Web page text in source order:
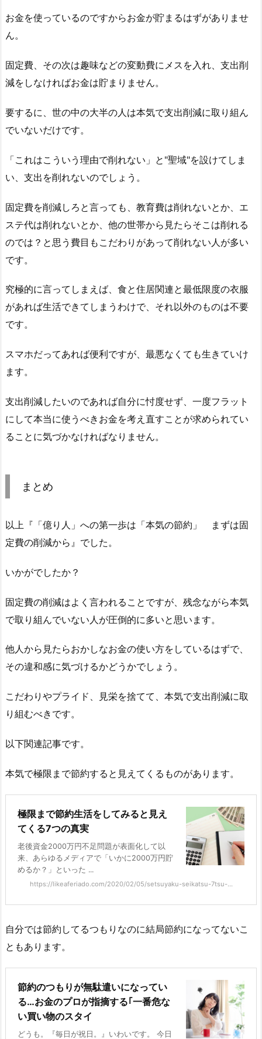
お金を使っているのですからお金が貯まるはずがありませ
ん。
固定費、その次は趣味などの変動費にメスを入れ、支出削
減をしなければお金は貯まりません。
要するに、世の中の大半の人は本気で支出削減に取り組ん
でいないだけです。
「これはこういう理由で削れない」と"聖域"を設けてしま
い、支出を削れないのでしょう。
固定費を削減しろと言っても、教育費は削れないとか、エ
ステ代は削れないとか、他の世帯から見たらそこは削れる
のでは？と思う費目もこだわりがあって削れない人が多い
です。
究極的に言ってしまえば、食と住居関連と最低限度の衣服
があれば生活できてしまうわけで、それ以外のものは不要
です。
スマホだってあれば便利ですが、最悪なくても生きていけ
ます。
支出削減したいのであれば自分に忖度せず、一度フラット
にして本当に使うべきお金を考え直すことが求められてい
ることに気づかなければなりません。
まとめ
以上『「億り人」への第一歩は「本気の節約」 まずは固
定費の削減から』でした。
いかがでしたか？
固定費の削減はよく言われることですが、残念ながら本気
で取り組んでいない人が圧倒的に多いと思います。
他人から見たらおかしなお金の使い方をしているはずで、
その違和感に気づけるかどうかでしょう。
こだわりやプライド、見栄を捨てて、本気で支出削減に取
り組むべきです。
以下関連記事です。
本気で極限まで節約すると見えてくるものがあります。
極限まで節約生活をしてみると見え
てくる7つの真実
老後資金2000万円不足問題が表面化して以
来、あらゆるメディアで「いかに2000万円貯
めるか？」といった ...
https://likeaferiado.com/2020/02/05/setsuyaku-seikatsu-7tsu-...
自分では節約してるつもりなのに結局節約になってないこ
ともあります。
節約のつもりが無駄遣いになってい
る…お金のプロが指摘する｢一番危な
い買い物のスタイ
どうも。『毎日が祝日。』いわいです。 今日